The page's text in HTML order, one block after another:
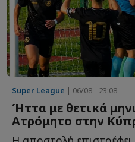
Super League | 06/08 - 23:08
Ήττα με θετικά
Ατρόμητο στην